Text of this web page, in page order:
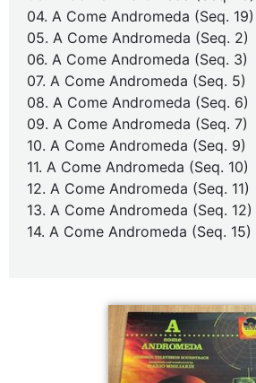
04. A Come Andromeda (Seq. 19)
05. A Come Andromeda (Seq. 2)
06. A Come Andromeda (Seq. 3)
07. A Come Andromeda (Seq. 5)
08. A Come Andromeda (Seq. 6)
09. A Come Andromeda (Seq. 7)
10. A Come Andromeda (Seq. 9)
11. A Come Andromeda (Seq. 10)
12. A Come Andromeda (Seq. 11)
13. A Come Andromeda (Seq. 12)
14. A Come Andromeda (Seq. 15)